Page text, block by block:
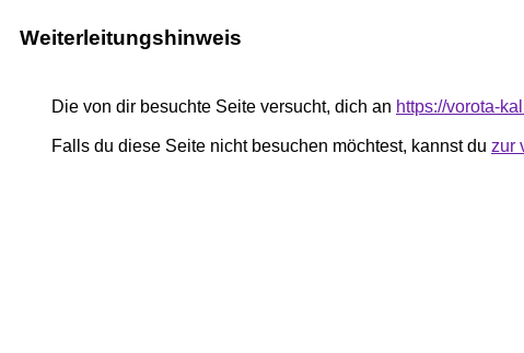
Weiterleitungshinweis
Die von dir besuchte Seite versucht, dich an https://vorota-
Falls du diese Seite nicht besuchen möchtest, kannst du zur